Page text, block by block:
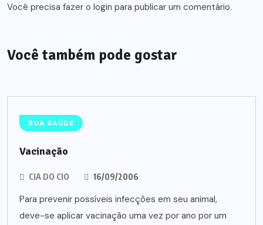
Você precisa fazer o login para publicar um comentário.
Você também pode gostar
BOA SAÚDE
Vacinação
CIA DO CIO 16/09/2006
Para prevenir possíveis infecções em seu animal,
deve-se aplicar vacinação uma vez por ano por um